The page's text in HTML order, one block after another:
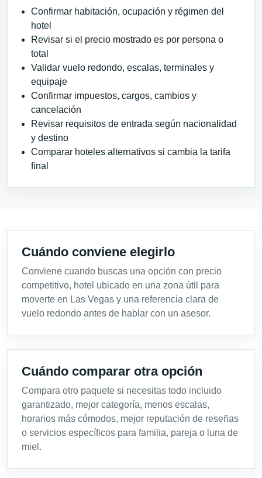
Confirmar habitación, ocupación y régimen del
hotel
Revisar si el precio mostrado es por persona o
total
Validar vuelo redondo, escalas, terminales y
equipaje
Confirmar impuestos, cargos, cambios y
cancelación
Revisar requisitos de entrada según nacionalidad
y destino
Comparar hoteles alternativos si cambia la tarifa
final
Cuándo conviene elegirlo
Conviene cuando buscas una opción con precio
competitivo, hotel ubicado en una zona útil para
moverte en Las Vegas y una referencia clara de
vuelo redondo antes de hablar con un asesor.
Cuándo comparar otra opción
Compara otro paquete si necesitas todo incluido
garantizado, mejor categoría, menos escalas,
horarios más cómodos, mejor reputación de reseñas
o servicios específicos para familia, pareja o luna de
miel.